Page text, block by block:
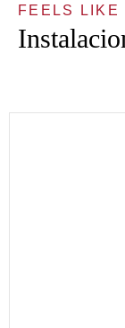
FEELS LIKE